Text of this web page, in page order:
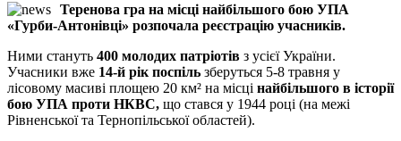
Теренова гра на місці найбільшого бою УПА
«Гурби-Антонівці» розпочала реєстрацію учасників.
Ними стануть 400 молодих патріотів з усієї України.
Учасники вже 14-й рік поспіль зберуться 5-8 травня у
лісовому масиві площею 20 км² на місці найбільшого в історії
бою УПА проти НКВС, що стався у 1944 році (на межі
Рівненської та Тернопільської областей).